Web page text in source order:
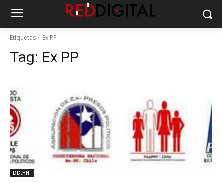
Etiquetas Ex PP
Tag: Ex PP
DD.HH.